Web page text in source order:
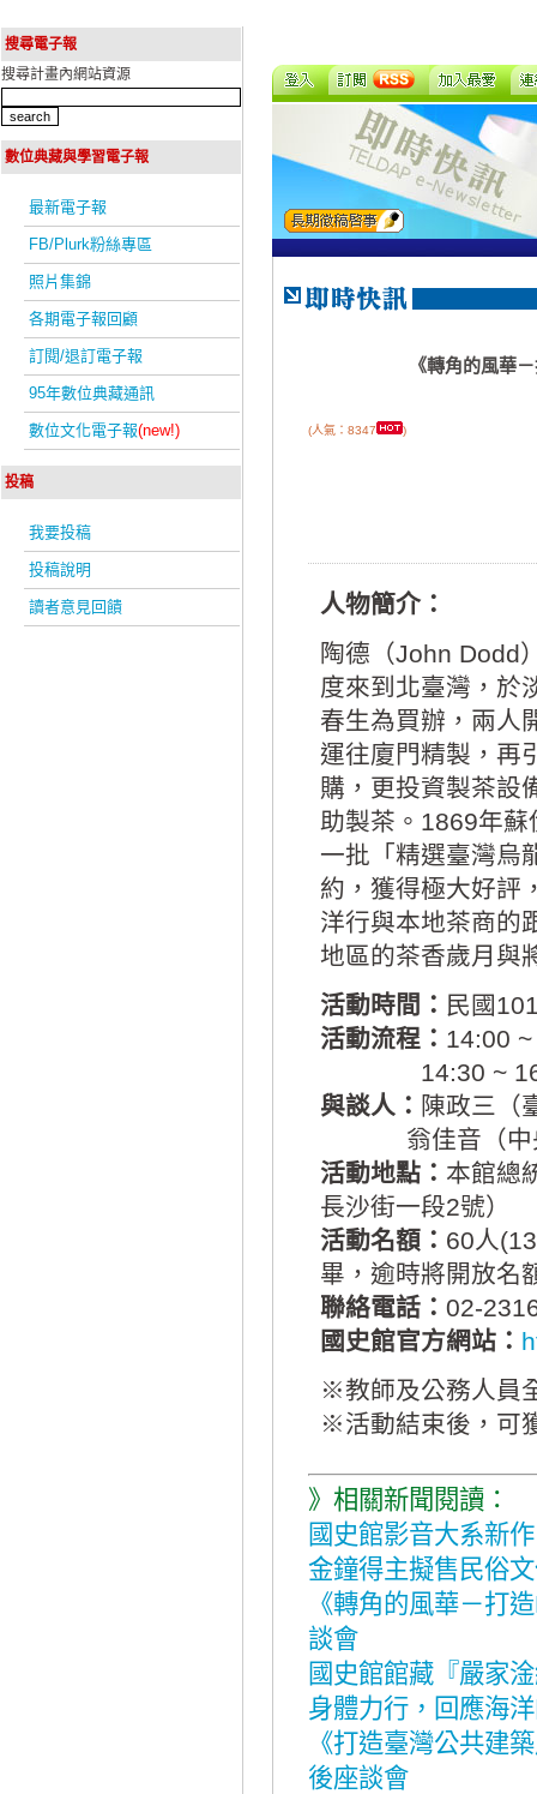
搜尋電子報
搜尋計畫內網站資源
數位典藏與學習電子報
最新電子報
FB/Plurk粉絲專區
照片集錦
各期電子報回顧
訂閱/退訂電子報
95年數位典藏通訊
數位文化電子報(new!)
投稿
我要投稿
投稿說明
讀者意見回饋
《轉角的風華
(人氣：8347 )
人物簡介：
陶德（John Dodd
度來到北臺灣，於
春生為買辦，兩人
運往廈門精製，再
購，更投資製茶設
助製茶。1869年蘇
一批「精選臺灣烏
約，獲得極大好評
洋行與本地茶商的
地區的茶香歲月與
活動時間： 民國
活動流程： 14:00
14:30 ~
與談人： 陳政三（
翁佳音（中央
活動地點： 本館總
長沙街一段2號）
活動名額： 60人
畢，逾時將開放名
聯絡電話： 02-
國史館官方網站：
※教師及公務人員
※活動結束後，可
》相關新聞閱讀：
國史館影音大系新
金鐘得主擬售民俗
《轉角的風華－打
談會
國史館館藏『嚴家
身體力行，回應海
《打造臺灣公共建
後座談會